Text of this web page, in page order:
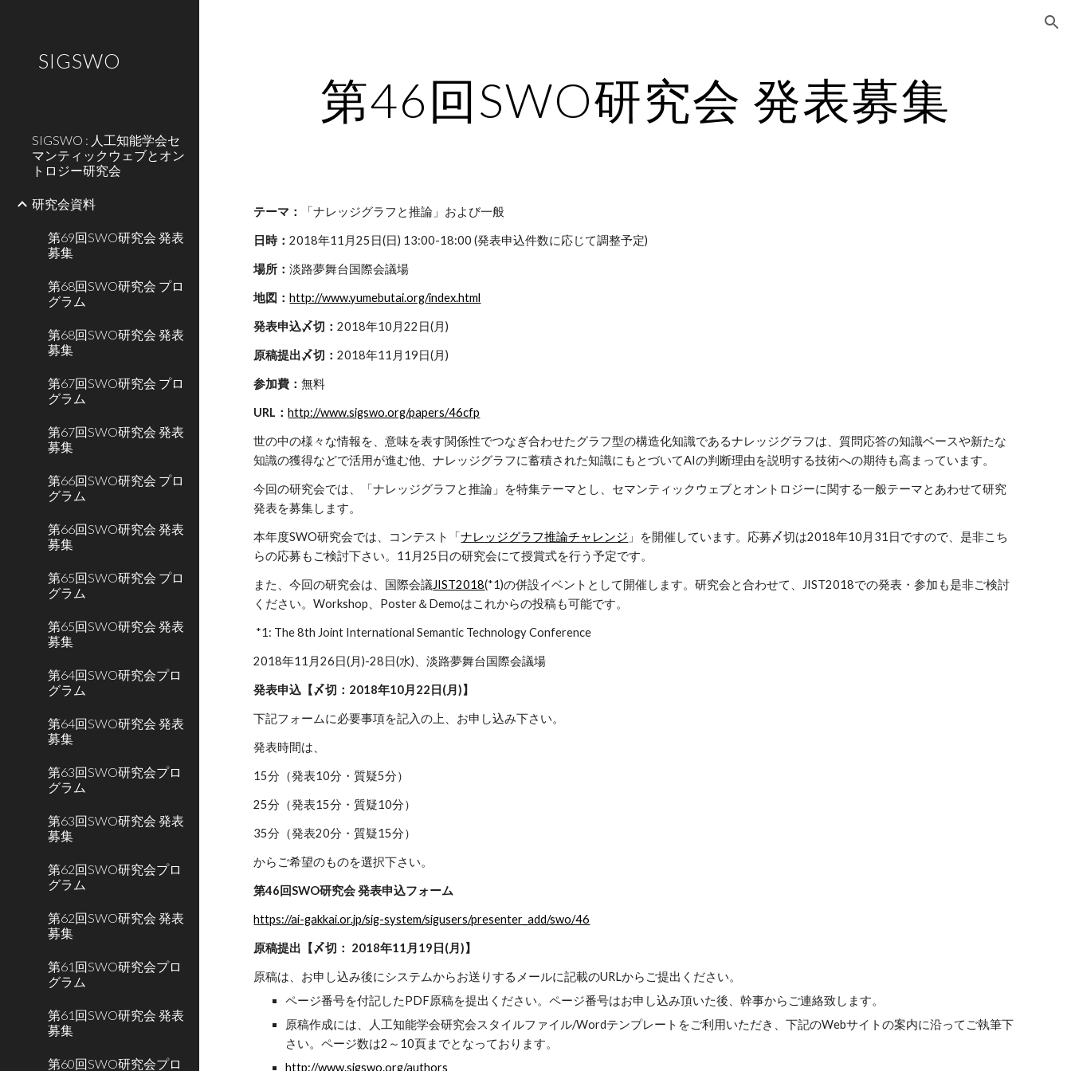
SIGSWO
SIGSWO : 人工知能学会セ
マンティックウェブとオン
トロジー研究会
研究会資料
第69回SWO研究会 発表
募集
第68回SWO研究会 プロ
グラム
第68回SWO研究会 発表
募集
第67回SWO研究会 プロ
グラム
第67回SWO研究会 発表
募集
第66回SWO研究会 プロ
グラム
第66回SWO研究会 発表
募集
第65回SWO研究会 プロ
グラム
第65回SWO研究会 発表
募集
第64回SWO研究会プロ
グラム
第64回SWO研究会 発表
募集
第63回SWO研究会プロ
グラム
第63回SWO研究会 発表
募集
第62回SWO研究会プロ
グラム
第62回SWO研究会 発表
募集
第61回SWO研究会プロ
グラム
第61回SWO研究会 発表
募集
第60回SWO研究会プロ
第46回SWO研究会 発表募集
テーマ： 「ナレッジグラフと推論」および一般
日時：2018年11月25日(日) 13:00-18:00 (発表申込件数に応じて調整予定)
場所：淡路夢舞台国際会議場
地図：http://www.yumebutai.org/index.html
発表申込〆切：2018年10月22日(月)
原稿提出〆切：2018年11月19日(月)
参加費：無料
URL：http://www.sigswo.org/papers/46cfp
世の中の様々な情報を、意味を表す関係性でつなぎ合わせたグラフ型の構造化知識であるナレッジグラフは、質問応答の知識ベースや新たな
知識の獲得などで活用が進む他、ナレッジグラフに蓄積された知識にもとづいてAIの判断理由を説明する技術への期待も高まっています。
今回の研究会では、「ナレッジグラフと推論」を特集テーマとし、セマンティックウェブとオントロジーに関する一般テーマとあわせて研究
発表を募集します。
本年度SWO研究会では、コンテスト「ナレッジグラフ推論チャレンジ 」を開催しています。応募〆切は2018年10月31日ですので、是非こち
らの応募もご検討下さい。11月25日の研究会にて授賞式を行う予定です。
また、今回の研究会は、国際会議JIST2018(*1)の併設イベントとして開催します。研究会と合わせて、JIST2018での発表・参加も是非ご検討
ください。Workshop、Poster＆Demoはこれからの投稿も可能です。
*1: The 8th Joint International Semantic Technology Conference
2018年11月26日(月)-28日(水)、淡路夢舞台国際会議場
発表申込【〆切：2018年10月22日(月)】
下記フォームに必要事項を記入の上、お申し込み下さい。
発表時間は、
15分（発表10分・質疑5分）
25分（発表15分・質疑10分）
35分（発表20分・質疑15分）
からご希望のものを選択下さい。
第46回SWO研究会 発表申込フォーム
https://ai-gakkai.or.jp/sig-system/sigusers/presenter_add/swo/46
原稿提出【〆切： 2018年11月19日(月)】
原稿は、お申し込み後にシステムからお送りするメールに記載のURLからご提出ください。
ページ番号を付記したPDF原稿を提出ください。ページ番号はお申し込み頂いた後、幹事からご連絡致します。
原稿作成には、人工知能学会研究会スタイルファイル/Wordテンプレートをご利用いただき、下記のWebサイトの案内に沿ってご執筆下
さい。ページ数は2～10頁までとなっております。
http://www.sigswo.org/authors